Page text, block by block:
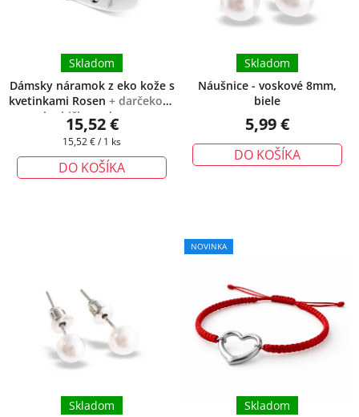
Dámsky náramok z eko kože s
kvetinkami Rosen + darčeková
krabička zadarmo
Skladom
15,52 €
Jednotková
cena:
15,52 € / 1 ks
DO KOŠÍKA
Náušnice - voskové 8mm,
biele
Skladom
5,99 €
DO KOŠÍKA
Skladom
NOVINKA
Skladom